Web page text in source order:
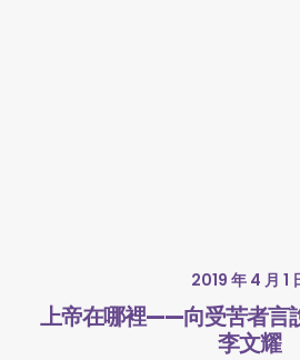
2019 年 4 月 1
上帝在哪裡——向受苦者言
李文耀